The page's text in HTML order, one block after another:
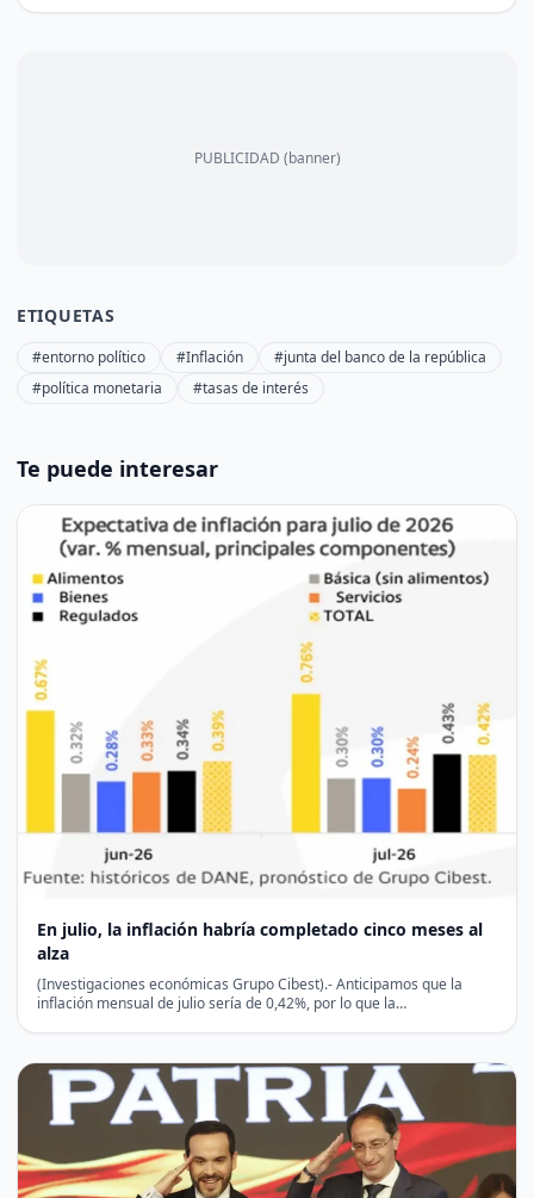
PUBLICIDAD (banner)
ETIQUETAS
#entorno político #Inflación
#junta del banco de la república
#política monetaria
#tasas de interés
Te puede interesar
En julio, la inflación habría completado cinco meses al
alza
(Investigaciones económicas Grupo Cibest).- Anticipamos que la
inflación mensual de julio sería de 0,42%, por lo que la…